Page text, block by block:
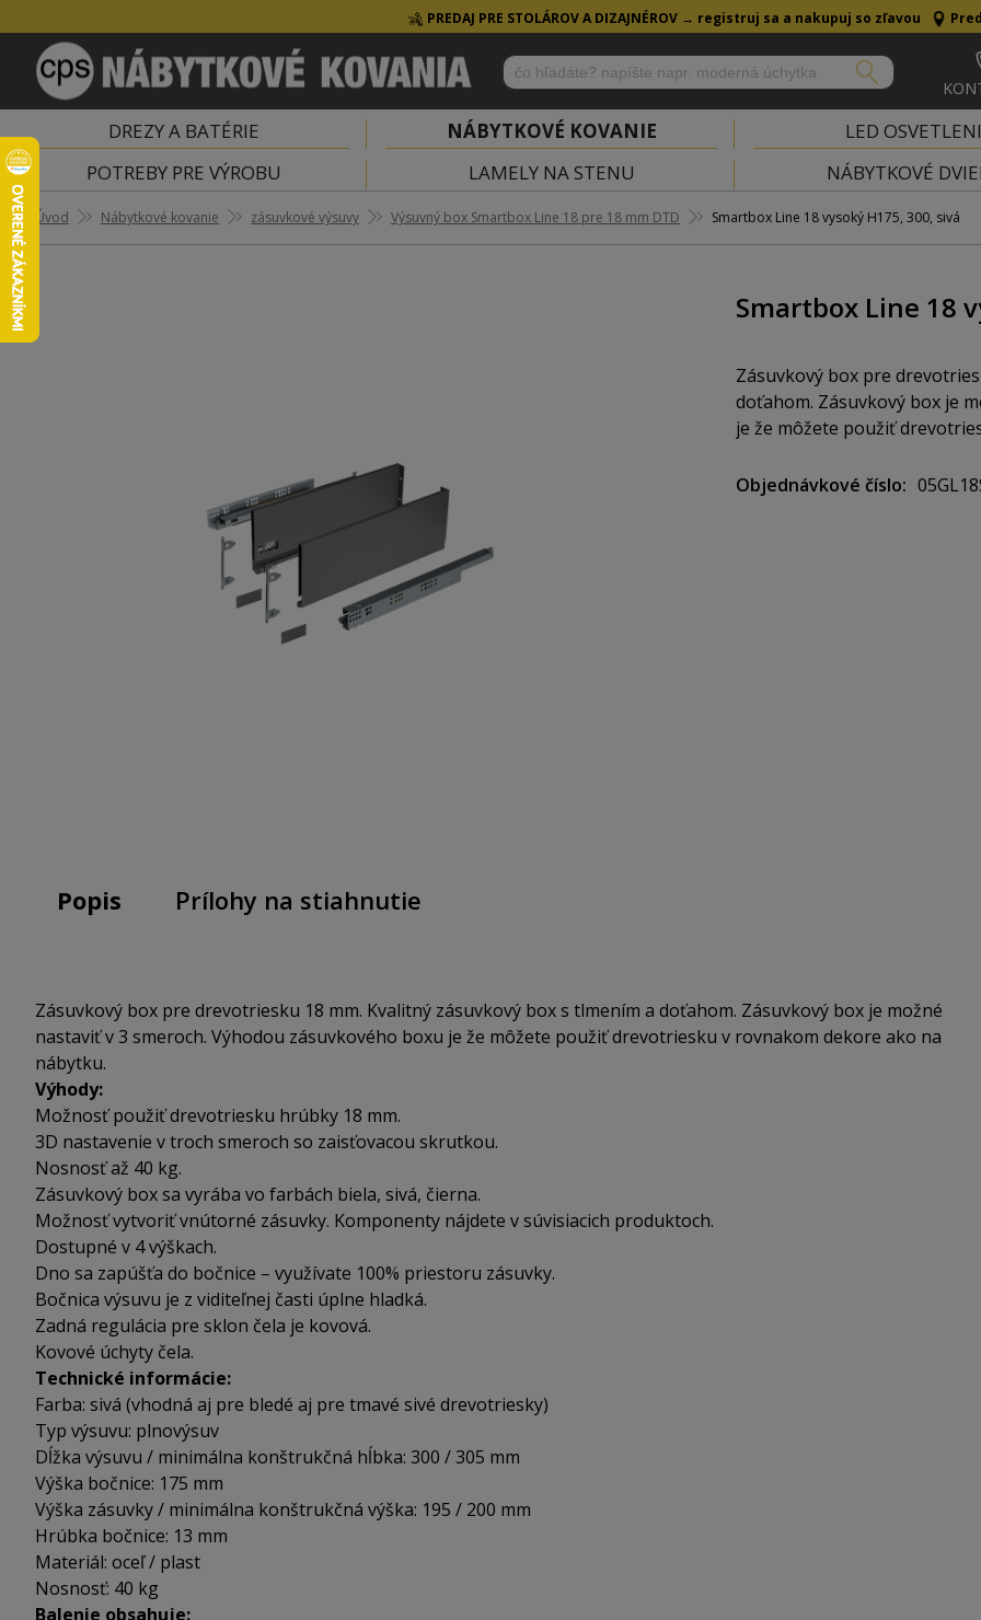
PREDAJ PRE STOLÁROV A DIZAJNÉROV → registruj sa a nakupuj so zľavou
DREZY A BATÉRIE NÁBYTKOVÉ KOVANIE LED
POTREBY PRE VÝROBU
LAMELY NA STENU NÁBYTKOVÉ
Úvod Nábytkové kovanie zásuvkové výsuvy Výsuvný box Smartbox Line 18 pre 18 mm DTD Smartbox Line 18 vysoký H175, 300, sivá
Smartbox Line 18
Zásuvkový box pre
doťahom. Zásuvkový box je
je že môžete použiť
Objednávkové číslo
Popis Prílohy na stiahnutie
Zásuvkový box pre drevotriesku 18 mm. Kvalitný zásuvkový box s tlmením a doťahom. Zásuvkový box je možné
nastaviť v 3 smeroch. Výhodou zásuvkového boxu je že môžete použiť drevotriesku v rovnakom dekore ako na
nábytku.
Výhody:
Možnosť použiť drevotriesku hrúbky 18 mm.
3D nastavenie v troch smeroch so zaisťovacou skrutkou.
Nosnosť až 40 kg.
Zásuvkový box sa vyrába vo farbách biela, sivá, čierna.
Možnosť vytvoriť vnútorné zásuvky. Komponenty nájdete v súvisiacich produktoch.
Dostupné v 4 výškach.
Dno sa zapúšťa do bočnice – využívate 100% priestoru zásuvky.
Bočnica výsuvu je z viditeľnej časti úplne hladká.
Zadná regulácia pre sklon čela je kovová.
Kovové úchyty čela.
Technické informácie:
Farba: sivá (vhodná aj pre bledé aj pre tmavé sivé drevotriesky)
Typ výsuvu: plnovýsuv
Dĺžka výsuvu / minimálna konštrukčná hĺbka: 300 / 305 mm
Výška bočnice: 175 mm
Výška zásuvky / minimálna konštrukčná výška: 195 / 200 mm
Hrúbka bočnice: 13 mm
Materiál: oceľ / plast
Nosnosť: 40 kg
Balenie obsahuje: